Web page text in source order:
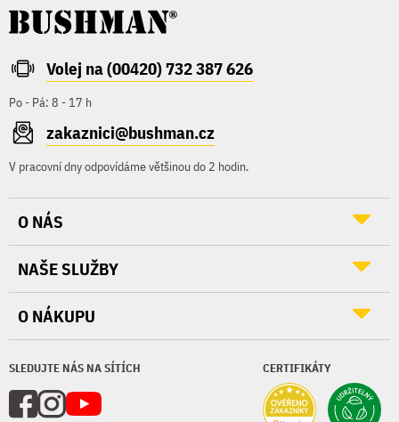
Volej na (00420) 732 387 626
Po - Pá: 8 - 17 h
zakaznici@bushman.cz
V pracovní dny odpovídáme většinou do 2 hodin.
SLEDUJTE NÁS NA SÍTÍCH CERTIFIKÁTY
O NÁS
NAŠE SLUŽBY
O NÁKUPU